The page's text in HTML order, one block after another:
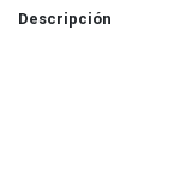
Descripción